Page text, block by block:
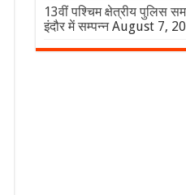
13वीं पश्चिम क्षेत्रीय पुलिस
इंदौर में सम्पन्न August 7,